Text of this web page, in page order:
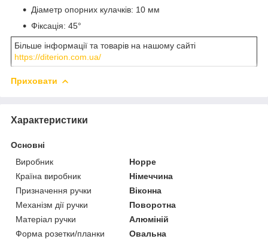
Діаметр опорних кулачків: 10 мм
Фіксація: 45°
Більше інформації та товарів на нашому сайті
https://diterion.com.ua/
Приховати
Характеристики
Основні
Виробник
Hoppe
Країна виробник
Німеччина
Призначення ручки
Віконна
Механізм дії ручки
Поворотна
Матеріал ручки
Алюміній
Форма розетки/планки
Овальна